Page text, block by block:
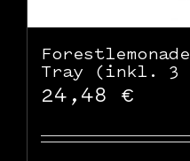
Tray (inkl. 3
24,48 €